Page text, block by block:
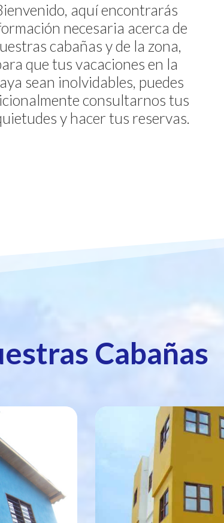
aquí encontrarás
necesaria acerca de
cabañas y de la zona,
que tus vacaciones en la
sean inolvidables, puedes
consultarnos tus
y hacer tus reservas.
Cabañas